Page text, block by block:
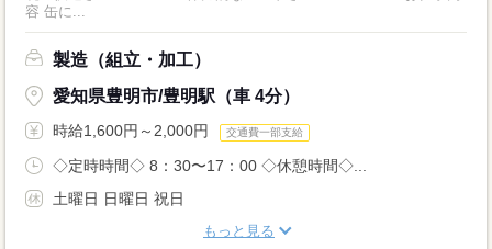
容 缶に...
製造（組立・加工）
愛知県豊明市/豊明駅（車 4分）
時給1,600円～2,000円 交通費一部支給
◇定時時間◇ 8：30〜17：00 ◇休憩時間◇...
土曜日 日曜日 祝日
もっと見る